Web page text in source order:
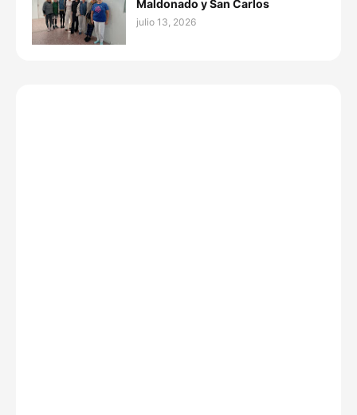
Maldonado y San Carlos
julio 13, 2026